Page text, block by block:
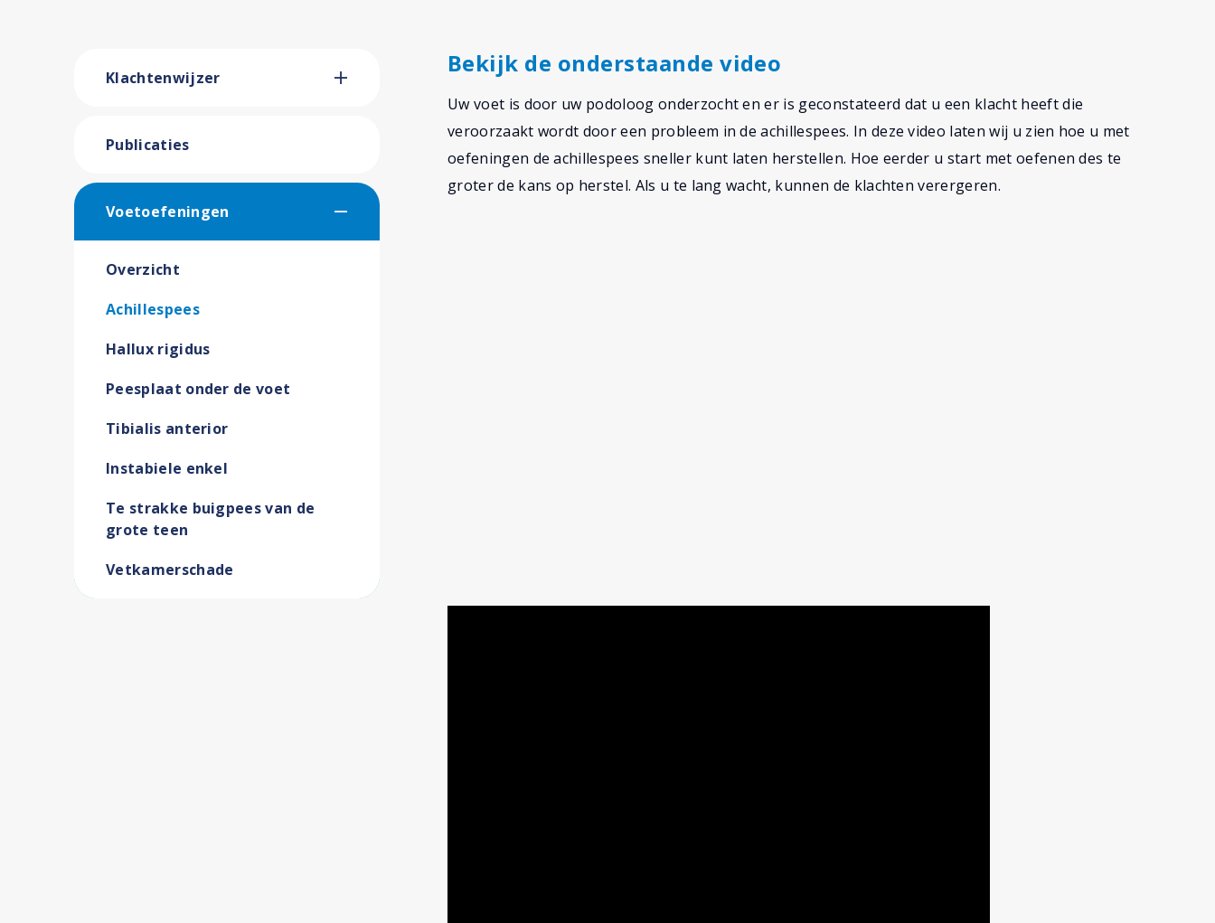
Klachtenwijzer
Publicaties
Voetoefeningen
Overzicht
Achillespees
Hallux rigidus
Peesplaat onder de voet
Tibialis anterior
Instabiele enkel
Te strakke buigpees van de
grote teen
Vetkamerschade
Bekijk de onderstaande video
Uw voet is door uw podoloog onderzocht en er is geconstateerd dat u een klacht heeft die
veroorzaakt wordt door een probleem in de achillespees. In deze video laten wij u zien hoe u met
oefeningen de achillespees sneller kunt laten herstellen. Hoe eerder u start met oefenen des te
groter de kans op herstel. Als u te lang wacht, kunnen de klachten verergeren.